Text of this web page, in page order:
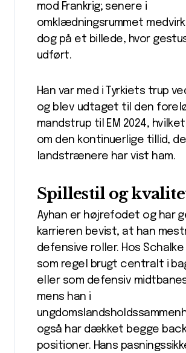
mod Frankrig; senere i
omklædningsrummet
dog på et billede, hvor
udført.
Han var med i Tyrkiets trup ved
og blev udtaget til den
mandstrup til EM 2024,
om den kontinuerlige tillid,
landstrænere har vist ham.
Spillestil og
Ayhan er højrefodet og har
karrieren bevist, at han
defensive roller. Hos
som regel brugt centralt i
eller som defensiv
mens han i
også har dækket begge
positioner. Hans